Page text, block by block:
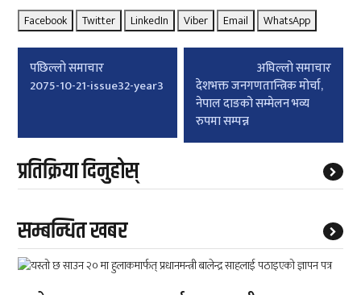
Facebook Twitter LinkedIn Viber Email WhatsApp
Post
navigation
पछिल्लाे समाचार
2075-10-21-issue32-year3
अघिल्लाे समाचार
देशभक्त जनगणतान्त्रिक मोर्चा,
नेपाल दाङको सम्मेलन भव्य
रुपमा सम्पन्न
प्रतिक्रिया दिनुहोस्
सम्बन्धित खबर